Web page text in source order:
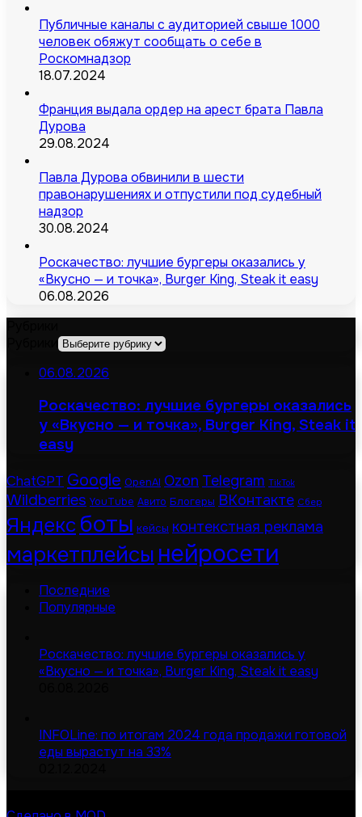
Публичные каналы с аудиторией свыше 1000
человек обяжут сообщать о себе в
Роскомнадзор
18.07.2024
Франция выдала ордер на арест брата Павла
Дурова
29.08.2024
Павла Дурова обвинили в шести
правонарушениях и отпустили под судебный
надзор
30.08.2024
Роскачество: лучшие бургеры оказались у
«Вкусно — и точка», Burger King, Steak it easy
06.08.2026
06.08.2026
Роскачество: лучшие бургеры оказались
у «Вкусно — и точка», Burger King, Steak it
easy
ChatGPT Google OpenAI Ozon Telegram TikTok
Wildberries YouTube Авито Блогеры ВКонтакте Сбер
Яндексботы кейсы контекстная реклама
маркетплейсы нейросети
Последние
Популярные
Роскачество: лучшие бургеры оказались у
«Вкусно — и точка», Burger King, Steak it easy
INFOLine: по итогам 2024 года продажи готовой
еды вырастут на 33%